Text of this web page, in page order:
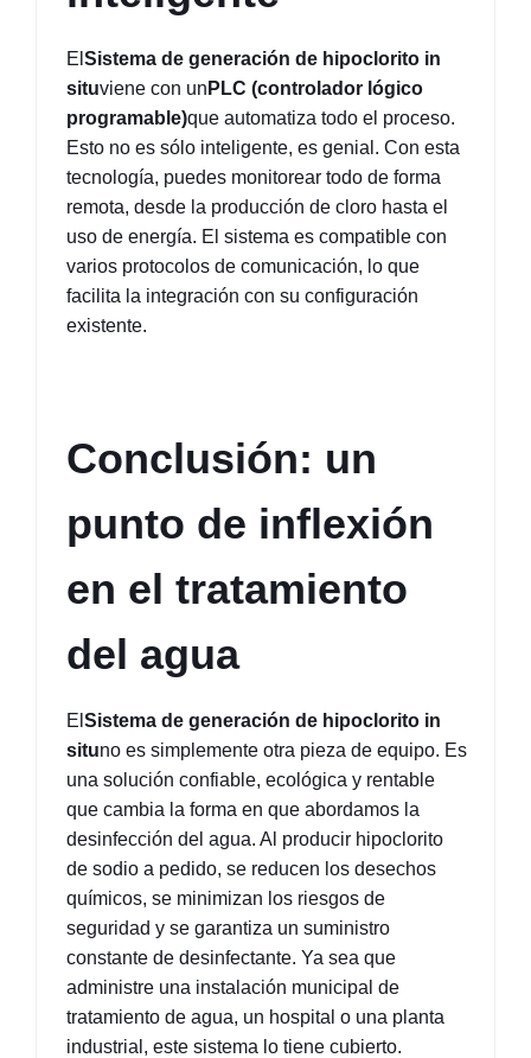
El Sistema de generación de hipoclorito in
situviene con un PLC (controlador lógico
programable)que automatiza todo el proceso.
Esto no es sólo inteligente, es genial. Con esta
tecnología, puedes monitorear todo de forma
remota, desde la producción de cloro hasta el
uso de energía. El sistema es compatible con
varios protocolos de comunicación, lo que
facilita la integración con su configuración
existente.
Conclusión: un
punto de inflexión
en el tratamiento
del agua
El Sistema de generación de hipoclorito in
situno es simplemente otra pieza de equipo. Es
una solución confiable, ecológica y rentable
que cambia la forma en que abordamos la
desinfección del agua. Al producir hipoclorito
de sodio a pedido, se reducen los desechos
químicos, se minimizan los riesgos de
seguridad y se garantiza un suministro
constante de desinfectante. Ya sea que
administre una instalación municipal de
tratamiento de agua, un hospital o una planta
industrial, este sistema lo tiene cubierto.